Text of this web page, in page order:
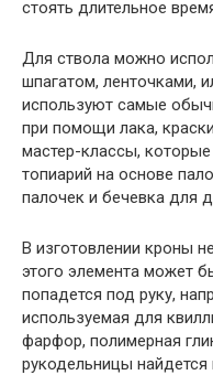
Для ствола можно
шпагатом, ленточками,
используют самые
при помощи лака,
мастер-классы,
топиарий на основе
палочек и бечевка для
В изготовлении кроны
этого элемента может
попадется под руку,
используемая для
фарфор, полимерная
рукодельницы